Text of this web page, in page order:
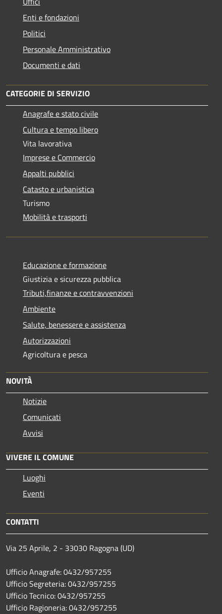
Enti e fondazioni
Politici
Personale Amministrativo
Documenti e dati
CATEGORIE DI SERVIZIO
Anagrafe e stato civile
Cultura e tempo libero
Vita lavorativa
Imprese e Commercio
Appalti pubblici
Catasto e urbanistica
Turismo
Mobilità e trasporti
Educazione e formazione
Giustizia e sicurezza pubblica
Tributi,finanze e contravvenzioni
Ambiente
Salute, benessere e assistenza
Autorizzazioni
Agricoltura e pesca
NOVITÀ
Notizie
Comunicati
Avvisi
VIVERE IL COMUNE
Luoghi
Eventi
CONTATTI
Via 25 Aprile, 2 - 33030 Ragogna (UD)
Ufficio Anagrafe: 0432/957255
Ufficio Segreteria: 0432/957255
Ufficio Tecnico: 0432/957255
Ufficio Ragioneria: 0432/957255